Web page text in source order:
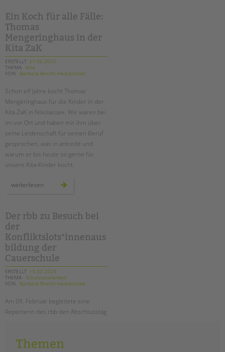
Bereiche im Überblick
Kinder- und Jugendschutz
Unsere Videos
Gesellschafter VdK
schoolcoach BTL
tandem international
KARRIERE
Stellenangebote
tandem als Arbeitgeberin
NEWS/BLOG
unkuerzbar
Briefe an Kai
Magazin
KONTAKT
Impressum
Datenschutz
Hinweisgebersystem
Intranet
Ein Koch für alle Fälle:
Thomas
Mengeringhaus in der
Kita ZaK
ERSTELLT 27.02.2023
THEMA
Kita
VON
Barbara Brecht-Hadraschek
Schon elf Jahre kocht Thomas
Mengeringhaus für die Kinder in der
Kita ZaK in Nikolassee. Wir waren bei
im vor Ort und haben mit ihm über
seine Leidenschaft für seinen Beruf
gesprochen, was in antreibt und
warum er bis heute so gerne für
unsere Kita-Kinder kocht.
weiterlesen
thomas
mengeringhaus
der
kita
zak
Der rbb zu Besuch bei
der
Konfliktslots*innenaus
bildung der
Cauerschule
ERSTELLT 15.02.2023
THEMA Schulsozialarbeit
VON
Barbara Brecht-Hadraschek
Am 09. Februar begleitete eine
Reporterin des rbb den Abschlusstag
zur Mediathek ist im Beitrag.
Themen